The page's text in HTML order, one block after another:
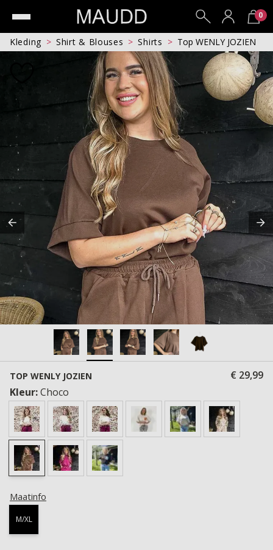
0
Kleding Shirt & Blouses Shirts Top WENLY JOZIEN
TOP WENLY JOZIEN
€ 29,99
Kleur:Choco
Maatinfo
M/XL